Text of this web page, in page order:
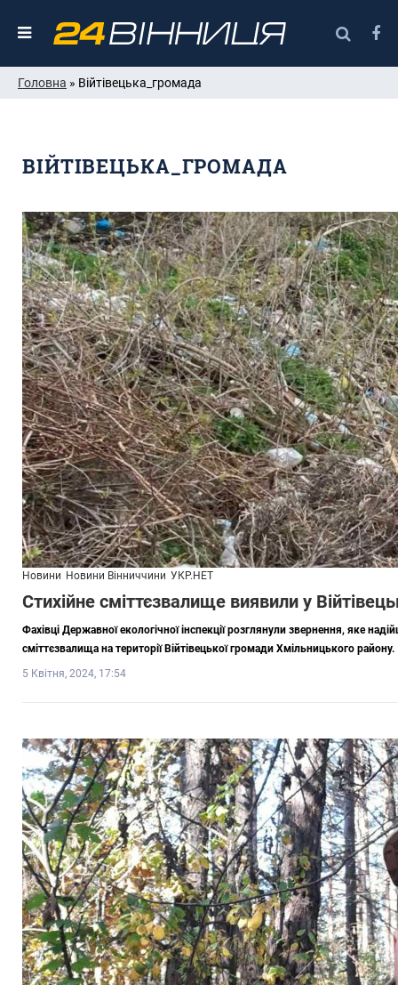
Головна » Війтівецька_громада
ВІЙТІВЕЦЬКА_ГРОМАДА
Новини Новини Вінниччини УКР.НЕТ
Стихійне сміттєзвалище виявили у
Фахівці Державної екологічної інспекції розглянули звернення, яке
сміттєзвалища на території Війтівецької громади Хмільницького району.
5 Квітня, 2024, 17:54